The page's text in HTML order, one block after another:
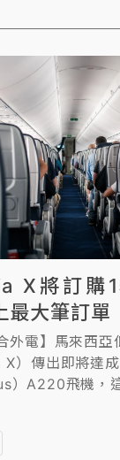
X將訂購
大筆訂單
外電】馬來西
）傳出即將達
）A220飛機，